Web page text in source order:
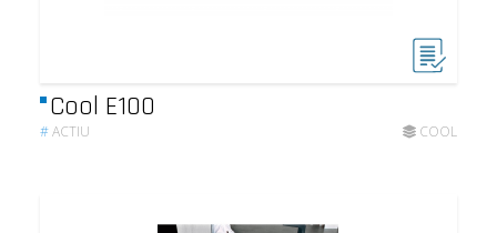
Cool E100
#ACTIU COOL